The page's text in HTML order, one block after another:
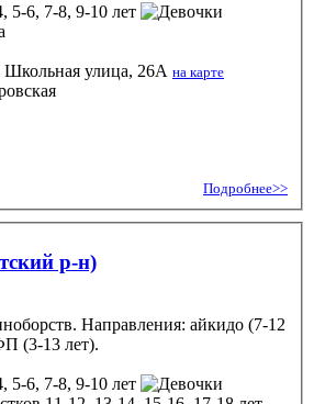
5-6, 7-8, 9-10 лет
улица, 26А на карте
Подробнее>>
р-н)
Направления: айкидо (7-12
(3-13 лет).
5-6, 7-8, 9-10 лет